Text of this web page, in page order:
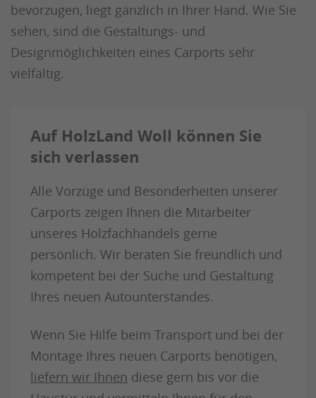
bevorzugen, liegt gänzlich in Ihrer Hand. Wie Sie
sehen, sind die Gestaltungs- und
Designmöglichkeiten eines Carports sehr
vielfältig.
Auf HolzLand Woll können Sie
sich verlassen
Alle Vorzüge und Besonderheiten unserer
Carports zeigen Ihnen die Mitarbeiter
unseres Holzfachhandels gerne
persönlich. Wir beraten Sie freundlich und
kompetent bei der Suche und Gestaltung
Ihres neuen Autounterstandes.
Wenn Sie Hilfe beim Transport und bei der
Montage Ihres neuen Carports benötigen,
liefern wir Ihnen diese gern bis vor die